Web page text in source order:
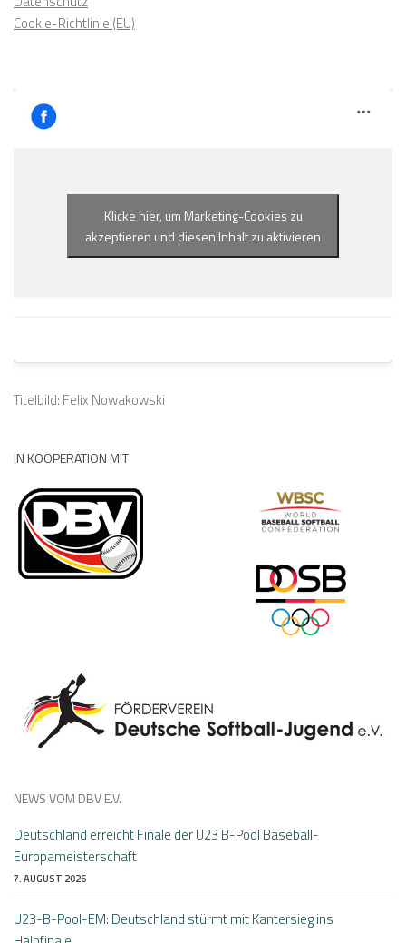
Cookie-Richtlinie (EU)
Klicke hier, um Marketing-Cookies zu
akzeptieren und diesen Inhalt zu aktivieren
Titelbild: Felix Nowakowski
IN KOOPERATION MIT
NEWS VOM DBV E.V.
Deutschland erreicht Finale der U23 B-Pool Baseball-
Europameisterschaft
7. AUGUST 2026
U23-B-Pool-EM: Deutschland stürmt mit Kantersieg ins